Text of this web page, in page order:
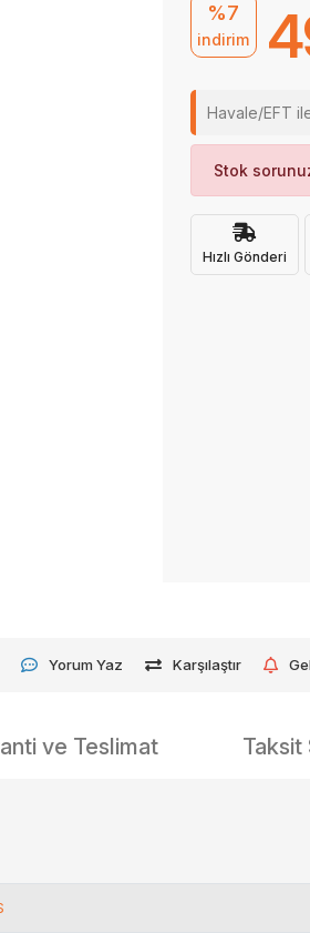
%7
indirim
Havale/EFT
Stok
Hızlı Gönderi
Yorum Yaz Karşılaştır
ve Teslimat